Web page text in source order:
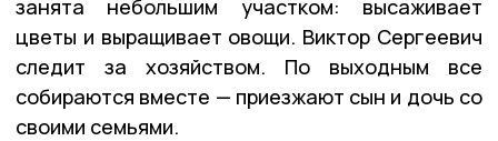
занята небольшим участком: высаживает
цветы и выращивает овощи. Виктор Сергеевич
следит за хозяйством. По выходным все
собираются вместе — приезжают сын и дочь со
своими семьями.